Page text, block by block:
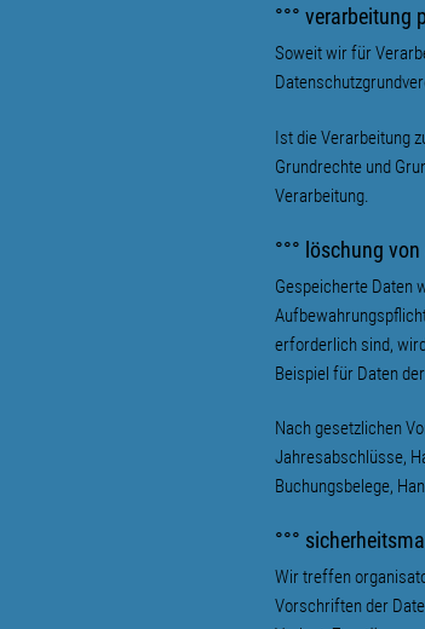
°°° verarbeitung
Soweit wir für
Ist die Verarbeitung
Grundrechte und
Verarbeitung.
°°° löschung
Gespeicherte Daten
erforderlich sind,
Beispiel für Daten
Nach gesetzlichen
Jahresabschlüsse,
Buchungsbelege,
°°°
Wir treffen
Vorschriften der